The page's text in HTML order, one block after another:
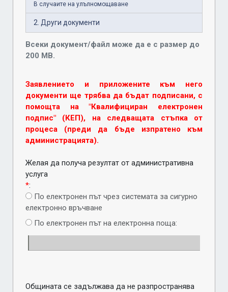
Всеки документ/файл може да е с размер до
200 MB.
В случаите на улълномощаване
2. Други документи
Заявлението и приложените към него
документи ще трябва да бъдат подписани, с
помощта на "Квалифициран електронен
подпис" (КЕП), на следващата стъпка от
процеса (преди да бъде изпратено към
администрацията).
Желая да получа резултат от административна
услуга
*:
По електронен път чрез системата за сигурно
електронно връчване
По електронен път на електронна поща:
Общината се задължава да не разпространява